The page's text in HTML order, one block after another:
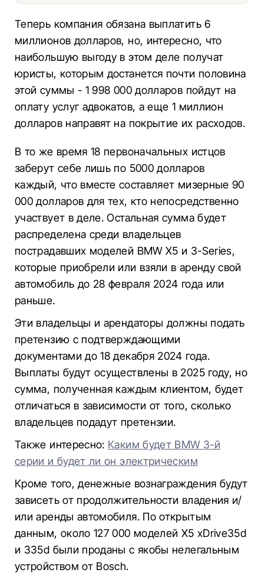
Теперь компания обязана выплатить 6
миллионов долларов, но, интересно, что
наибольшую выгоду в этом деле получат
юристы, которым достанется почти половина
этой суммы - 1 998 000 долларов пойдут на
оплату услуг адвокатов, а еще 1 миллион
долларов направят на покрытие их расходов.
В то же время 18 первоначальных истцов
заберут себе лишь по 5000 долларов
каждый, что вместе составляет мизерные 90
000 долларов для тех, кто непосредственно
участвует в деле. Остальная сумма будет
распределена среди владельцев
пострадавших моделей BMW X5 и 3-Series,
которые приобрели или взяли в аренду свой
автомобиль до 28 февраля 2024 года или
раньше.
Эти владельцы и арендаторы должны подать
претензию с подтверждающими
документами до 18 декабря 2024 года.
Выплаты будут осуществлены в 2025 году, но
сумма, полученная каждым клиентом, будет
отличаться в зависимости от того, сколько
владельцев подадут претензии.
Также интересно: Каким будет BMW 3-й
серии и будет ли он электрическим
Кроме того, денежные вознаграждения будут
зависеть от продолжительности владения и/
или аренды автомобиля. По открытым
данным, около 127 000 моделей X5 xDrive35d
и 335d были проданы с якобы нелегальным
устройством от Bosch.